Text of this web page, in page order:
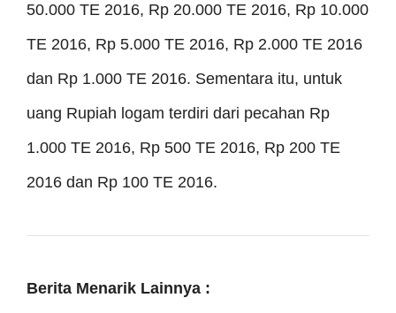
50.000 TE 2016, Rp 20.000 TE 2016, Rp 10.000
TE 2016, Rp 5.000 TE 2016, Rp 2.000 TE 2016
dan Rp 1.000 TE 2016. Sementara itu, untuk
uang Rupiah logam terdiri dari pecahan Rp
1.000 TE 2016, Rp 500 TE 2016, Rp 200 TE
2016 dan Rp 100 TE 2016.
Berita Menarik Lainnya :